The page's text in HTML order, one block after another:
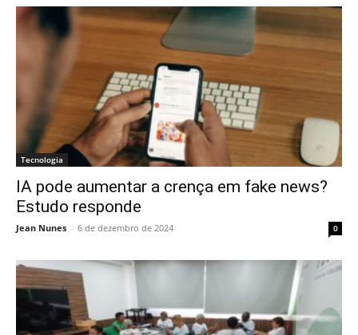
Tecnologia
IA pode aumentar a crença em fake news?
Estudo responde
Jean Nunes - 6 de dezembro de 2024 0